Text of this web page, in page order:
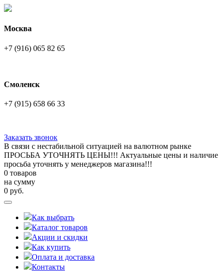
Москва
+7 (916) 065 82 65
Смоленск
+7 (915) 658 66 33
Заказать звонок
В связи с нестабильной ситуацией на валютном рынке
ПРОСЬБА УТОЧНЯТЬ ЦЕНЫ!!! Актуальные цены и наличие
просьба уточнять у менеджеров магазина!!!
0 товаров
на сумму
0 руб.
Как выбрать
Каталог товаров
Акции и скидки
Как купить
Оплата и доставка
Контакты